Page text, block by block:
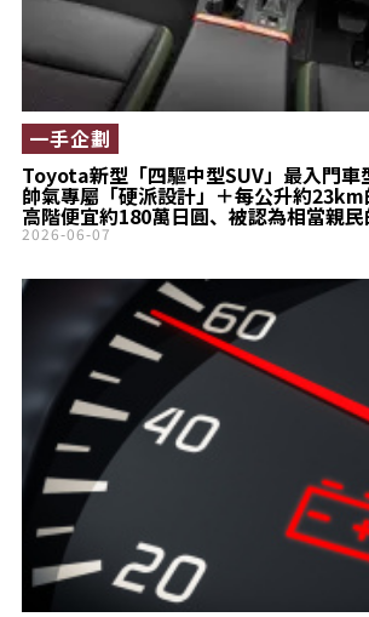
Toyota新型「四驅中型SUV」最入門車
帥氣專屬「硬派設計」＋每公升約
高階便宜約180萬日圓、被認為相當親
是什麼樣的車！
一手企劃
2026-06-07